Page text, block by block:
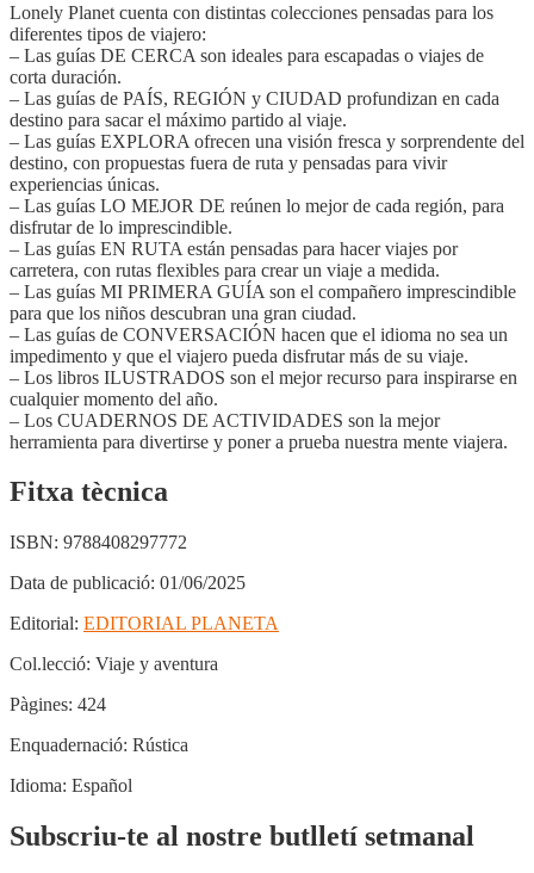
Lonely Planet cuenta con distintas colecciones pensadas para los
diferentes tipos de viajero:
– Las guías DE CERCA son ideales para escapadas o viajes de
corta duración.
– Las guías de PAÍS, REGIÓN y CIUDAD profundizan en cada
destino para sacar el máximo partido al viaje.
– Las guías EXPLORA ofrecen una visión fresca y sorprendente del
destino, con propuestas fuera de ruta y pensadas para vivir
experiencias únicas.
– Las guías LO MEJOR DE reúnen lo mejor de cada región, para
disfrutar de lo imprescindible.
– Las guías EN RUTA están pensadas para hacer viajes por
carretera, con rutas flexibles para crear un viaje a medida.
– Las guías MI PRIMERA GUÍA son el compañero imprescindible
para que los niños descubran una gran ciudad.
– Las guías de CONVERSACIÓN hacen que el idioma no sea un
impedimento y que el viajero pueda disfrutar más de su viaje.
– Los libros ILUSTRADOS son el mejor recurso para inspirarse en
cualquier momento del año.
– Los CUADERNOS DE ACTIVIDADES son la mejor
herramienta para divertirse y poner a prueba nuestra mente viajera.
Fitxa tècnica
ISBN: 9788408297772
Data de publicació: 01/06/2025
Editorial: EDITORIAL PLANETA
Col.lecció: Viaje y aventura
Pàgines: 424
Enquadernació: Rústica
Idioma: Español
Subscriu-te al nostre butlletí setmanal